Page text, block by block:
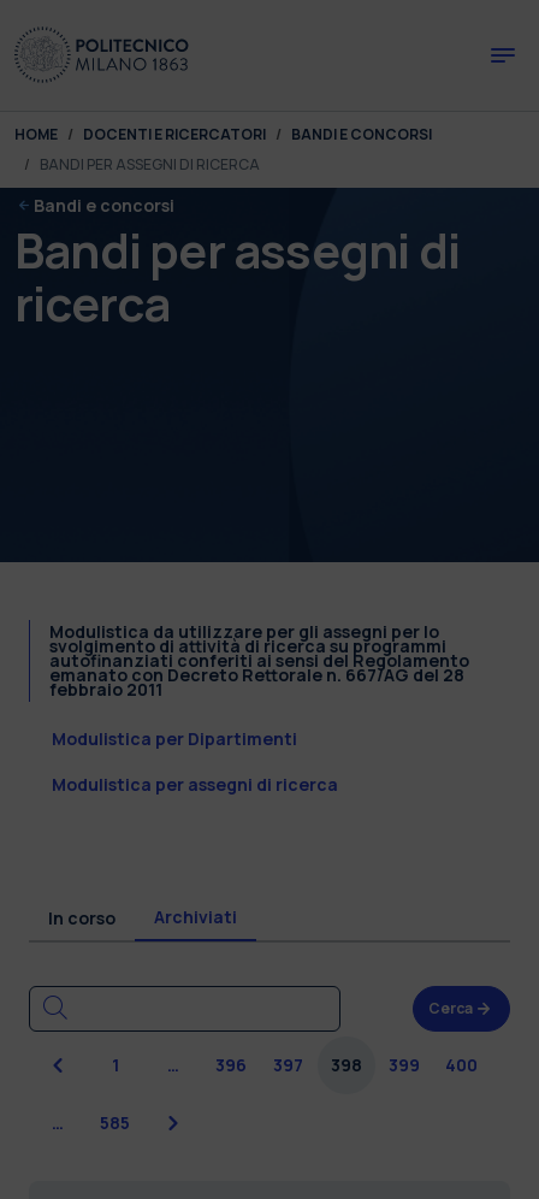
You are here:
HOME DOCENTI E RICERCATORI
BANDI E CONCORSI
BANDI PER ASSEGNI DI RICERCA
Bandi e concorsi
Bandi per assegni di
ricerca
Modulistica da utilizzare per gli assegni per lo
svolgimento di attività di ricerca su programmi
autofinanziati conferiti ai sensi del Regolamento
emanato con Decreto Rettorale n. 667/AG del 28
febbraio 2011
Modulistica per Dipartimenti
Modulistica per assegni di ricerca
In corso Archiviati
Cerca
Precedente
1 … 396 397 398 399 400
… 585 Successiva